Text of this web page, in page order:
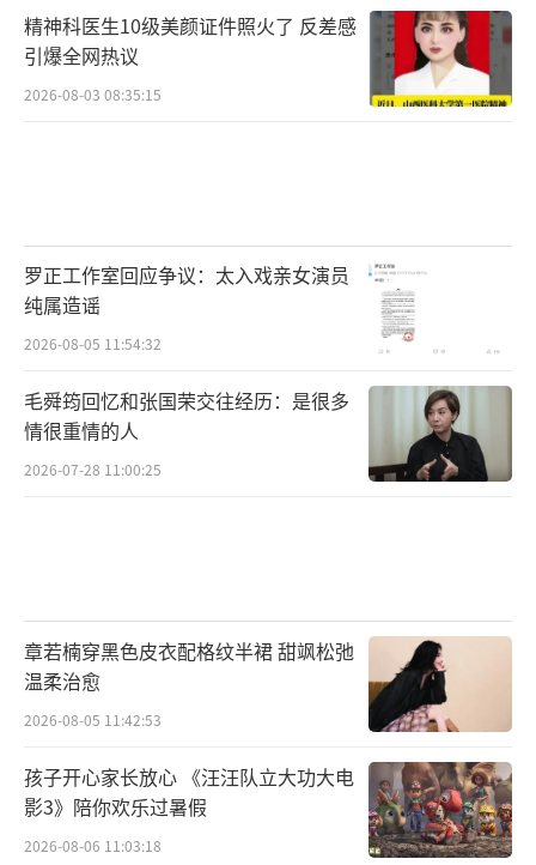
精神科医生10级美颜证件照火了 反差感
引爆全网热议
2026-08-03 08:35:15
罗正工作室回应争议：太入戏亲女演员
纯属造谣
2026-08-05 11:54:32
毛舜筠回忆和张国荣交往经历：是很多
情很重情的人
2026-07-28 11:00:25
章若楠穿黑色皮衣配格纹半裙 甜飒松弛
温柔治愈
2026-08-05 11:42:53
孩子开心家长放心 《汪汪队立大功大电
影3》陪你欢乐过暑假
2026-08-06 11:03:18